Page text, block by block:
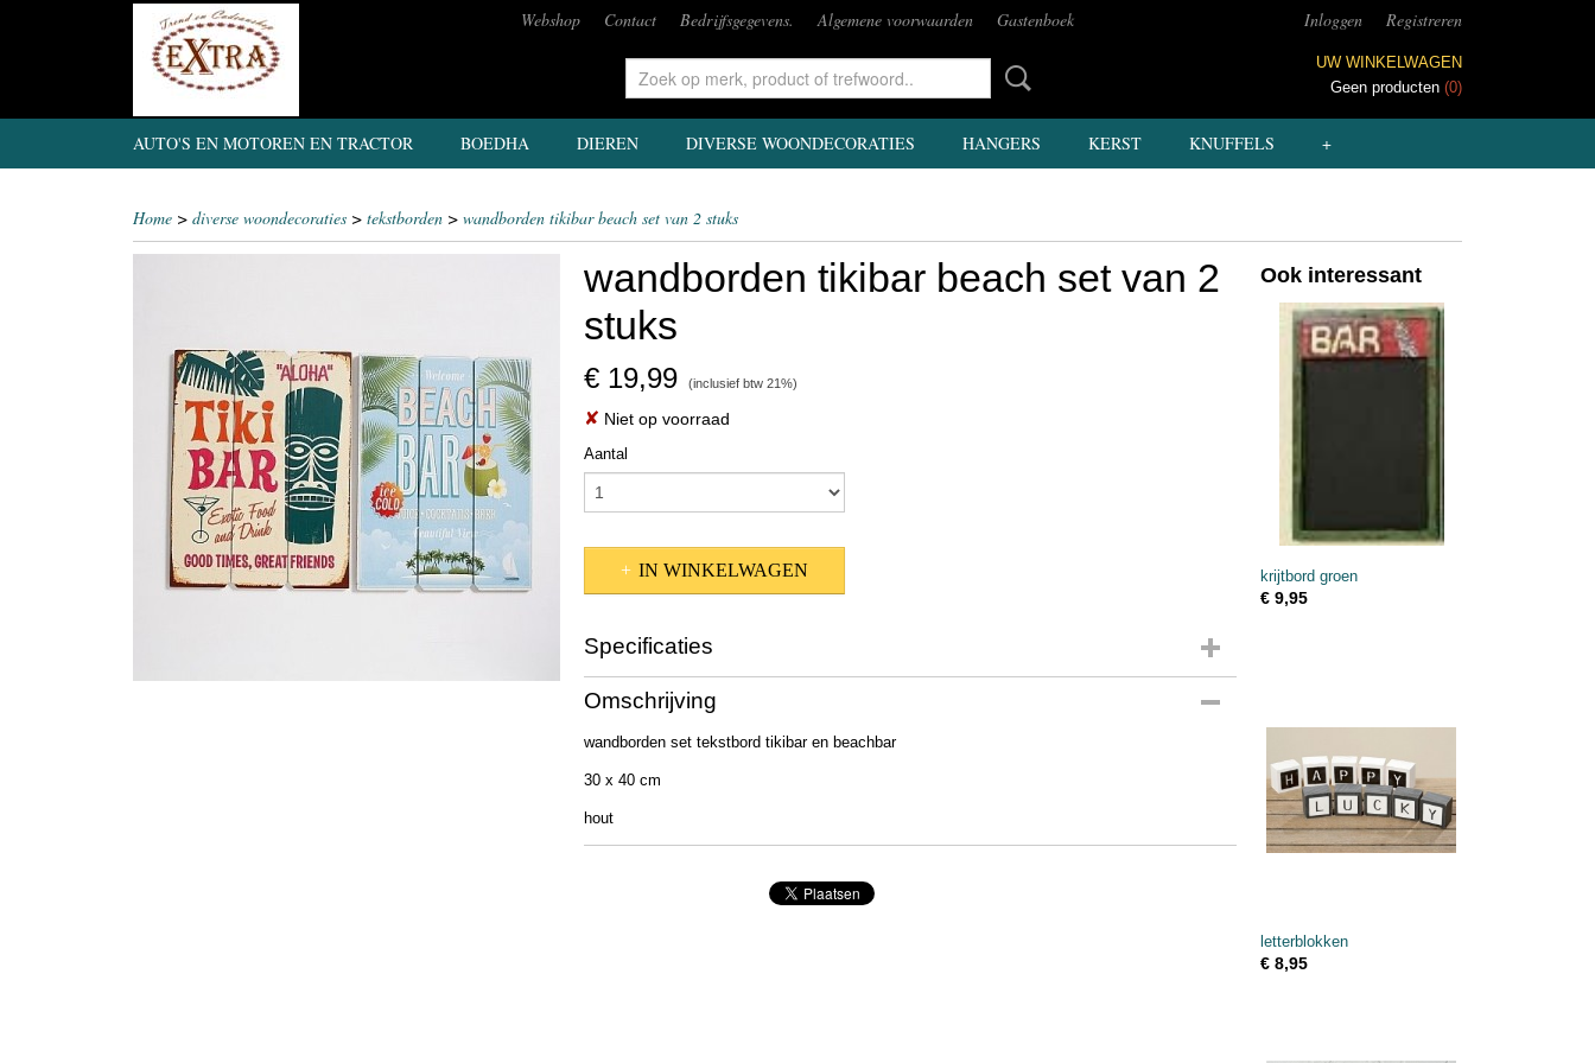
Webshop Contact Bedrijfsgegevens. Algemene voorwaarden Gastenboek Inloggen Registreren
UW WINKELWAGEN
Geen producten (0)
AUTO'S EN MOTOREN EN TRACTOR BOEDHA DIEREN DIVERSE WOONDECORATIES HANGERS KERST KNUFFELS +
Home > diverse woondecoraties > tekstborden > wandborden tikibar beach set van 2 stuks
wandborden tikibar beach set van 2
stuks
€ 19,99 (inclusief btw 21%)
✘ Niet op voorraad
Aantal
IN WINKELWAGEN
Specificaties
Productcode
EAN code
Afmetingen (l,b,h)
Omschrijving
wandborden set tekstbord tikibar en beachbar
30 x 40 cm
hout
Ook interessant
krijtbord groen
€ 9,95
letterblokken
€ 8,95